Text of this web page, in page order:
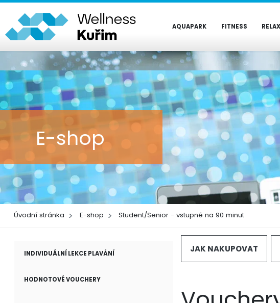
AQUAPARK FITNESS
E-shop
Úvodní stránka E-shop Student/Senior - vstupné na 90 minut
INDIVIDUÁLNÍ LEKCE PLAVÁNÍ
HODNOTOVÉ VOUCHERY
JAK NAKUPOVAT